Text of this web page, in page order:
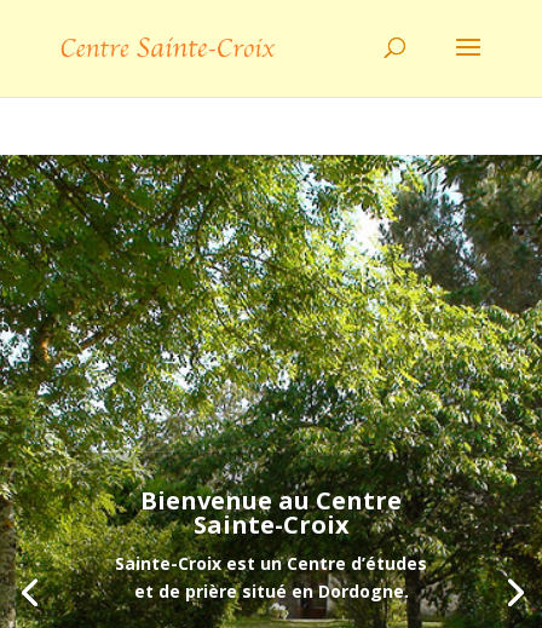
Bienvenue au Centre
Sainte-Croix
Sainte-Croix est un Centre d’études
et de prière situé en Dordogne.